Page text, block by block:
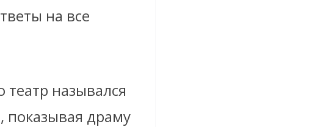
на все
назывался
показывая драму